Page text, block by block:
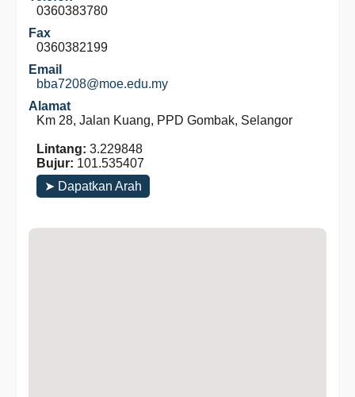
0360383780
Fax
0360382199
Email
bba7208@moe.edu.my
Alamat
Km 28, Jalan Kuang, PPD Gombak, Selangor
Lintang: 3.229848
Bujur: 101.535407
➤ Dapatkan Arah